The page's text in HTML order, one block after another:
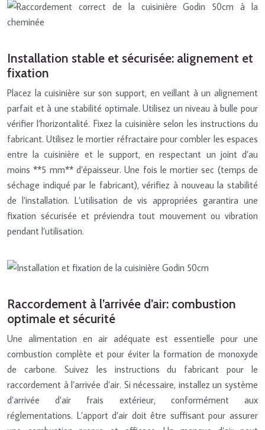
Installation stable et sécurisée: alignement et
fixation
Placez la cuisinière sur son support, en veillant à un alignement
parfait et à une stabilité optimale. Utilisez un niveau à bulle pour
vérifier l’horizontalité. Fixez la cuisinière selon les instructions du
fabricant. Utilisez le mortier réfractaire pour combler les espaces
entre la cuisinière et le support, en respectant un joint d’au
moins **5 mm** d’épaisseur. Une fois le mortier sec (temps de
séchage indiqué par le fabricant), vérifiez à nouveau la stabilité
de l’installation. L’utilisation de vis appropriées garantira une
fixation sécurisée et préviendra tout mouvement ou vibration
pendant l’utilisation.
Raccordement à l’arrivée d’air: combustion
optimale et sécurité
Une alimentation en air adéquate est essentielle pour une
combustion complète et pour éviter la formation de monoxyde
de carbone. Suivez les instructions du fabricant pour le
raccordement à l’arrivée d’air. Si nécessaire, installez un système
d’arrivée d’air frais extérieur, conformément aux
réglementations. L’apport d’air doit être suffisant pour assurer